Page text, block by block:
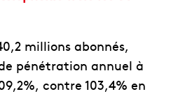
millions abonnés,
pénétration annuel à
contre 103,4% en